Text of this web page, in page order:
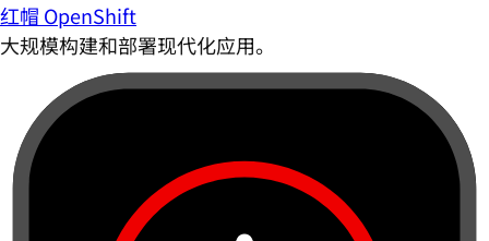
红帽 OpenShift
大规模构建和部署现代化应用。